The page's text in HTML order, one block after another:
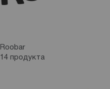
Roobar
14 продукта